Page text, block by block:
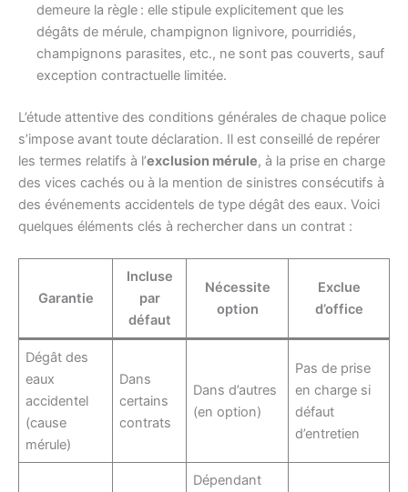
demeure la règle : elle stipule explicitement que les
dégâts de mérule, champignon lignivore, pourridiés,
champignons parasites, etc., ne sont pas couverts, sauf
exception contractuelle limitée.
L’étude attentive des conditions générales de chaque police
s’impose avant toute déclaration. Il est conseillé de repérer
les termes relatifs à l’exclusion mérule, à la prise en charge
des vices cachés ou à la mention de sinistres consécutifs à
des événements accidentels de type dégât des eaux. Voici
quelques éléments clés à rechercher dans un contrat :
Garantie
Incluse
par
défaut
Nécessite
option
Exclue
d’office
Dégât des
eaux
accidentel
(cause
mérule)
Dans
certains
contrats
Dans d’autres
(en option)
Pas de prise
en charge si
défaut
d’entretien
Dépendant